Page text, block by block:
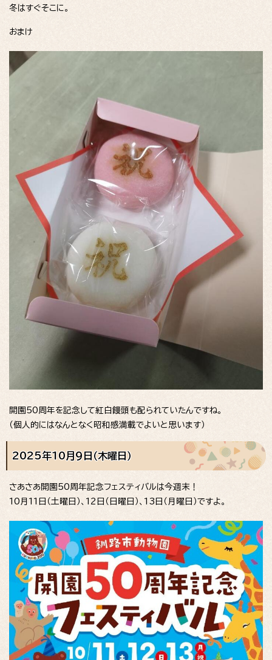
冬はすぐそこに。
おまけ
開園50周年を記念して紅白饅頭も配られていたんですね。
（個人的にはなんとなく昭和感満載でよいと思います）
2025年10月9日（木曜日）
さあさあ開園50周年記念フェスティバルは今週末！
10月11日（土曜日）、12日（日曜日）、13日（月曜日）ですよ。